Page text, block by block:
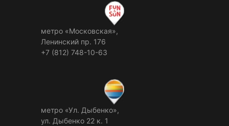
метро «Московская»,
Ленинский пр. 176
+7 (812) 748-10-63
метро «Ул. Дыбенко»,
ул. Дыбенко 22 к. 1